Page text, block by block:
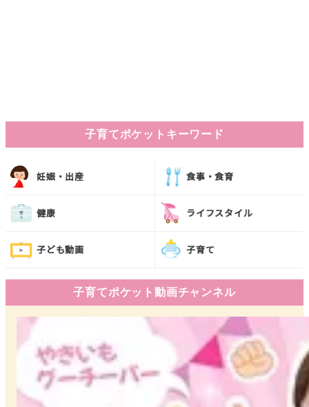
子育てポケットキーワード
妊娠・出産 食事・食育
健康 ライフスタイル
子ども動画 子育て
子育てポケット動画チャンネル